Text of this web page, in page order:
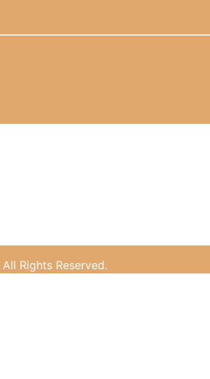
All Rights Reserved.